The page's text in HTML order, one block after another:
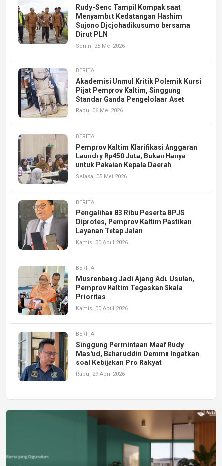
Rudy-Seno Tampil Kompak saat
Menyambut Kedatangan Hashim
Sujono Djojohadikusumo bersama
Dirut PLN
Senin, 25 Mei 2026
BERITA
Akademisi Unmul Kritik Polemik Kursi
Pijat Pemprov Kaltim, Singgung
Standar Ganda Pengelolaan Aset
Rabu, 06 Mei 2026
BERITA
Pemprov Kaltim Klarifikasi Anggaran
Laundry Rp450 Juta, Bukan Hanya
untuk Pakaian Kepala Daerah
Selasa, 05 Mei 2026
BERITA
Pengalihan 83 Ribu Peserta BPJS
Diprotes, Pemprov Kaltim Pastikan
Layanan Tetap Jalan
Kamis, 30 April 2026
BERITA
Musrenbang Jadi Ajang Adu Usulan,
Pemprov Kaltim Tegaskan Skala
Prioritas
Kamis, 30 April 2026
BERITA
Singgung Permintaan Maaf Rudy
Mas'ud, Baharuddin Demmu Ingatkan
soal Kebijakan Pro Rakyat
Rabu, 29 April 2026